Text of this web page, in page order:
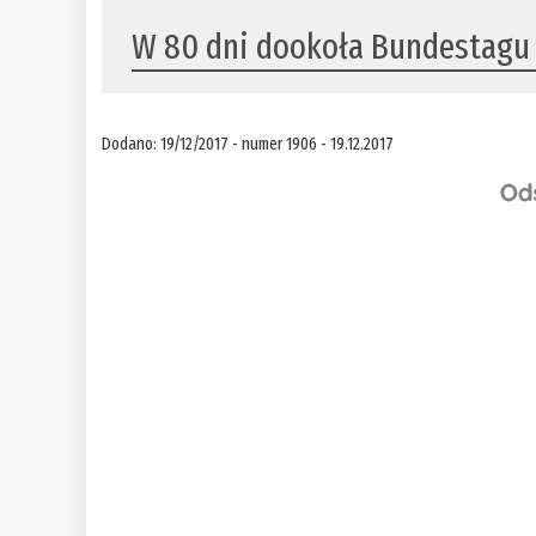
W 80 dni dookoła Bundestagu
Dodano: 19/12/2017 - numer 1906 - 19.12.2017